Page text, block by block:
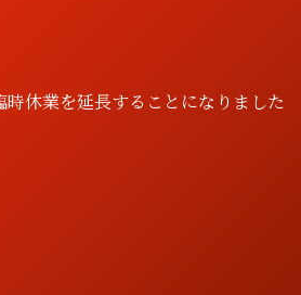
休業を延長することになりました